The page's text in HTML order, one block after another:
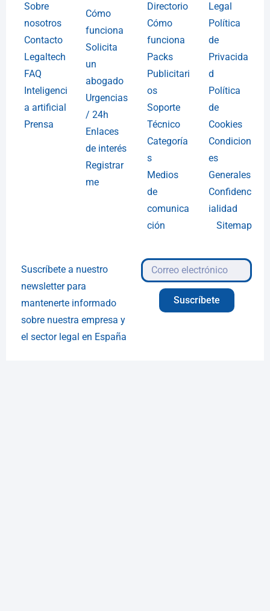
Sobre
nosotros
Contacto
Legaltech
FAQ
Inteligenci
a artificial
Prensa
Cómo
funciona
Solicita
un
abogado
Urgencias
/ 24h
Enlaces
de interés
Registrar
me
Directorio
Cómo
funciona
Packs
Publicitari
os
Soporte
Técnico
Categoría
s
Medios
de
comunica
ción
Legal
Política
de
Privacida
d
Política
de
Cookies
Condicion
es
Generales
Confidenc
ialidad
Sitemap
Suscríbete a nuestro
newsletter para
mantenerte informado
sobre nuestra empresa y
el sector legal en España
Suscríbete